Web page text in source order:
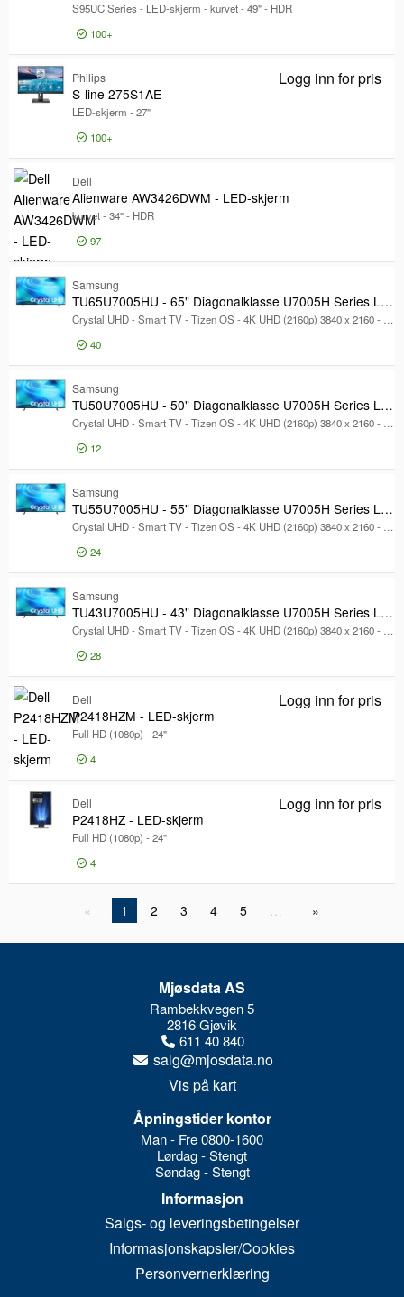
Produkttype
Produkttype
Kundeskjerm
37
Hodesett for virtuell virkelighet 2
TV-type
TV-type
Miljø-sertifiseringer
Miljø-sertifiseringer
Produktserie
Produktserie
ModellModell
S95UC Series - LED-skjerm - kurvet - 49" - HDR
100+
Logg inn for pris
Philips
S-line 275S1AE
LED-skjerm - 27"
100+
Logg inn for pris
Dell
Alienware AW3426DWM - LED-skjerm
kurvet - 34" - HDR
97
Samsung
TU65U7005HU - 65" Diagonalklasse U7005H Series LED-bakgrunnsbelyst LCD TV
Crystal UHD - Smart TV - Tizen OS - 4K UHD (2160p) 3840 x 2160 - HDR
40
Samsung
TU50U7005HU - 50" Diagonalklasse U7005H Series LED-bakgrunnsbelyst LCD TV
Crystal UHD - Smart TV - Tizen OS - 4K UHD (2160p) 3840 x 2160 - HDR
12
Samsung
TU55U7005HU - 55" Diagonalklasse U7005H Series LED-bakgrunnsbelyst LCD TV
Crystal UHD - Smart TV - Tizen OS - 4K UHD (2160p) 3840 x 2160 - HDR
24
Samsung
TU43U7005HU - 43" Diagonalklasse U7005H Series LED-bakgrunnsbelyst LCD TV
Crystal UHD - Smart TV - Tizen OS - 4K UHD (2160p) 3840 x 2160 - HDR
28
Logg inn for pris
Dell
P2418HZM - LED-skjerm
Full HD (1080p) - 24"
4
Logg inn for pris
Dell
P2418HZ - LED-skjerm
Full HD (1080p) - 24"
4
Logg inn for pris
1 2 3 4 5 …
Mjøsdata AS
Rambekkvegen 5
2816 Gjøvik
611 40 840
salg@mjosdata.no
Vis på kart
Åpningstider kontor
Man - Fre 0800-1600
Lørdag - Stengt
Søndag - Stengt
Informasjon
Salgs- og leveringsbetingelser
Informasjonskapsler/Cookies
Personvernerklæring